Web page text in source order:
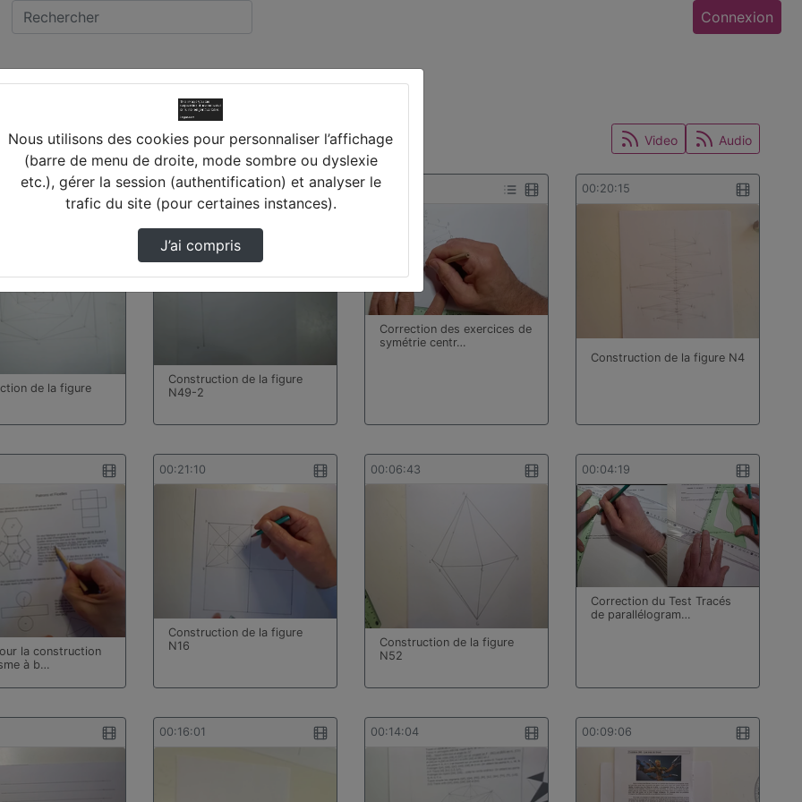
Connexion
trouvées Audio
Video
de la figure
00:14:05
Construction de la figure
N49-2
00:17:16
Correction des exercices de
symétrie centr…
00:20:15
Construction de la figure N4
la construction
à b…
00:21:10
Construction de la figure
N16
00:06:43
Construction de la figure
N52
00:04:19
Correction du Test Tracés
de parallélogram…
00:16:01 00:14:04 00:09:06
Nous utilisons des cookies pour personnaliser l’affichage
(barre de menu de droite, mode sombre ou dyslexie
etc.), gérer la session (authentification) et analyser le
trafic du site (pour certaines instances).
J’ai compris